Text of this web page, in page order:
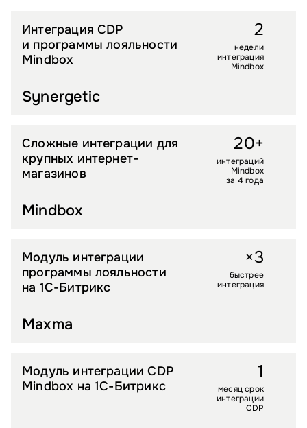
FMCG
Synergetic
Интеграция CDP
и программы лояльности
Mindbox
2
недели
интеграция
Mindbox
УСЛУГИ
Mindbox
Сложные интеграции для
крупных интернет-
магазинов
20+
интеграций
Mindbox
за 4 года
B2B
Maxma
Модуль интеграции
программы лояльности
на 1С-Битрикс
×3
быстрее
интеграция
УСЛУГИ
Модуль интеграции CDP
Mindbox на 1С-Битрикс
1
месяц срок
интеграции
CDP